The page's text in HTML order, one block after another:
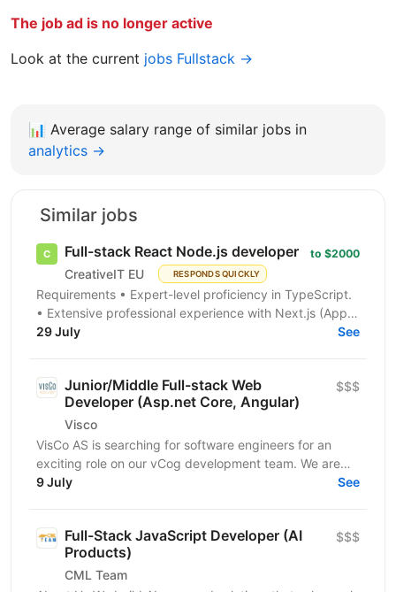
The job ad is no longer active
Look at the current jobs Fullstack →
📊 Average salary range of similar jobs in
analytics →
Similar jobs
Full-stack React Node.js developer
CreativeIT EU RESPONDS QUICKLY
to $2000
Requirements • Expert-level proficiency in TypeScript.
• Extensive professional experience with Next.js (App
Router is a must). • Strong experience...
29 July See
Junior/Middle Full-stack Web
Developer (Asp.net Core, Angular)
Visco
$$$
VisCo AS is searching for software engineers for an
exciting role on our vCog development team. We are
looking for a software developer to help us build and...
9 July See
Full-Stack JavaScript Developer (AI
Products)
CML Team
$$$